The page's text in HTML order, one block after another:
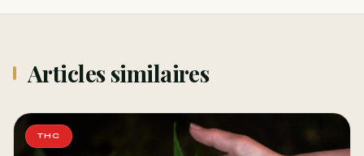
Articles similaires
THC